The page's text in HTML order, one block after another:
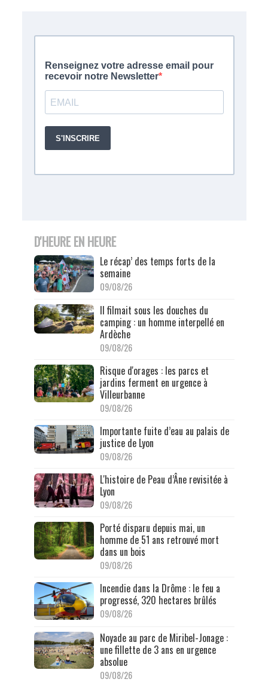
D'HEURE EN HEURE
Le récap’ des temps forts de la
semaine
09/08/26
Il filmait sous les douches du
camping : un homme interpellé en
Ardèche
09/08/26
Risque d'orages : les parcs et
jardins ferment en urgence à
Villeurbanne
09/08/26
Importante fuite d’eau au palais de
justice de Lyon
09/08/26
L'histoire de Peau d’Âne revisitée à
Lyon
09/08/26
Porté disparu depuis mai, un
homme de 51 ans retrouvé mort
dans un bois
09/08/26
Incendie dans la Drôme : le feu a
progressé, 320 hectares brûlés
09/08/26
Noyade au parc de Miribel-Jonage :
une fillette de 3 ans en urgence
absolue
09/08/26